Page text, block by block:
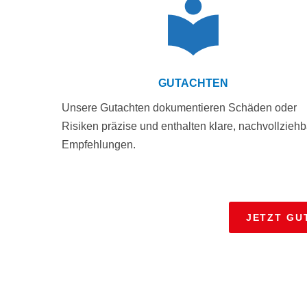
GUTACHTEN
Unsere Gutachten dokumentieren Schäden oder
Risiken präzise und enthalten klare,
Empfehlungen.
JETZT